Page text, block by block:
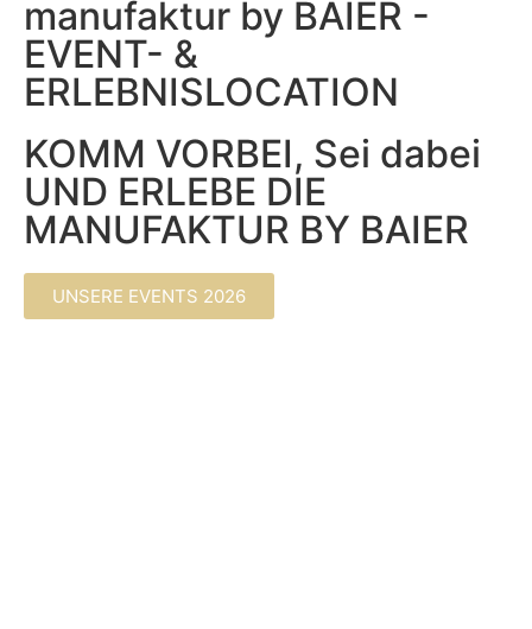
manufaktur by BAIER -
EVENT- &
ERLEBNISLOCATION
KOMM VORBEI, Sei dabei
UND ERLEBE DIE
MANUFAKTUR BY BAIER
UNSERE EVENTS 2026